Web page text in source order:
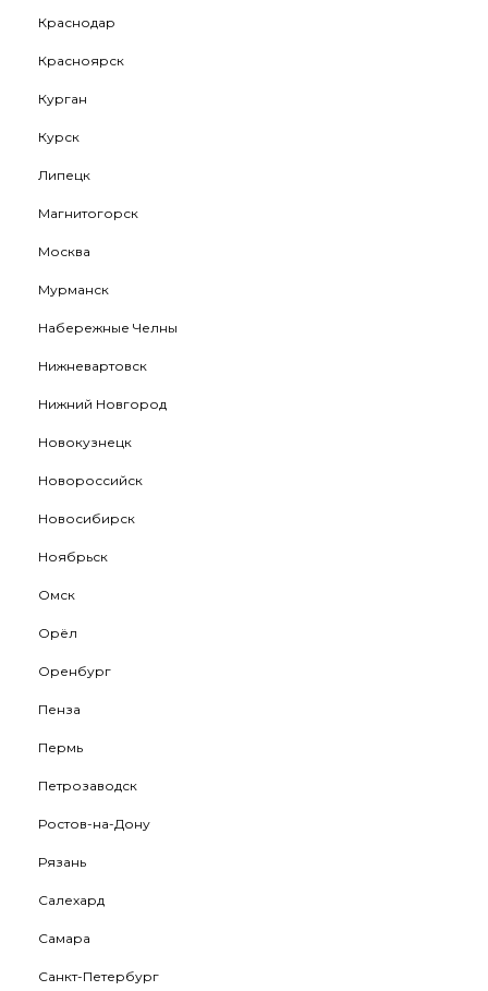
Краснодар
Красноярск
Курган
Курск
Липецк
Магнитогорск
Москва
Мурманск
Набережные Челны
Нижневартовск
Нижний Новгород
Новокузнецк
Новороссийск
Новосибирск
Ноябрьск
Омск
Орёл
Оренбург
Пенза
Пермь
Петрозаводск
Ростов-на-Дону
Рязань
Салехард
Самара
Санкт-Петербург